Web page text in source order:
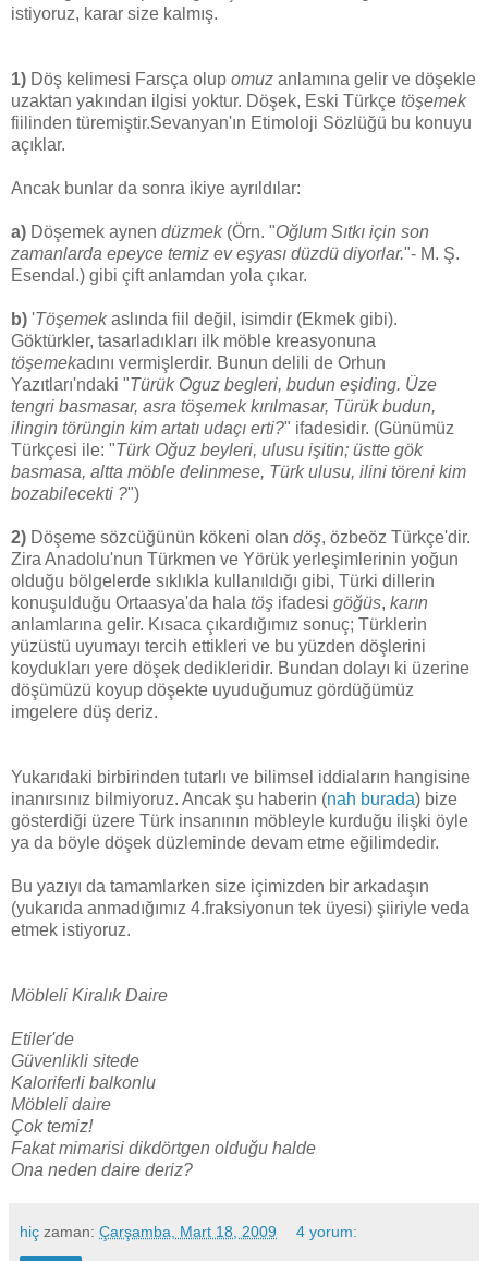
istiyoruz, karar size kalmış.
1) Döş kelimesi Farsça olup omuz anlamına gelir ve döşekle
uzaktan yakından ilgisi yoktur. Döşek, Eski Türkçe töşemek
fiilinden türemiştir.Sevanyan'ın Etimoloji Sözlüğü bu konuyu
açıklar.
Ancak bunlar da sonra ikiye ayrıldılar:
a) Döşemek aynen düzmek(Örn. "Oğlum Sıtkı için son
zamanlarda epeyce temiz ev eşyası düzdü diyorlar."- M. Ş.
Esendal.) gibi çift anlamdan yola çıkar.
b) 'Töşemekaslında fiil değil, isimdir (Ekmek gibi).
Göktürkler, tasarladıkları ilk möble kreasyonuna
töşemekadını vermişlerdir. Bunun delili de Orhun
Yazıtları'ndaki "Türük Oguz begleri, budun eşiding. Üze
tengri basmasar, asra töşemek kırılmasar, Türük budun,
ilingin törüngin kim artatı udaçı erti?" ifadesidir. (Günümüz
Türkçesi ile: "Türk Oğuz beyleri, ulusu işitin; üstte gök
basmasa, altta möble delinmese, Türk ulusu, ilini töreni kim
bozabilecekti ?")
2) Döşeme sözcüğünün kökeni olan döş, özbeöz Türkçe'dir.
Zira Anadolu'nun Türkmen ve Yörük yerleşimlerinin yoğun
olduğu bölgelerde sıklıkla kullanıldığı gibi, Türki dillerin
konuşulduğu Ortaasya'da hala töş ifadesi göğüs, karın
anlamlarına gelir. Kısaca çıkardığımız sonuç; Türklerin
yüzüstü uyumayı tercih ettikleri ve bu yüzden döşlerini
koydukları yere döşek dedikleridir. Bundan dolayı ki üzerine
döşümüzü koyup döşekte uyuduğumuz gördüğümüz
imgelere düş deriz.
Yukarıdaki birbirinden tutarlı ve bilimsel iddiaların hangisine
inanırsınız bilmiyoruz. Ancak şu haberin (nah burada) bize
gösterdiği üzere Türk insanının möbleyle kurduğu ilişki öyle
ya da böyle döşek düzleminde devam etme eğilimdedir.
Bu yazıyı da tamamlarken size içimizden bir arkadaşın
(yukarıda anmadığımız 4.fraksiyonun tek üyesi) şiiriyle veda
etmek istiyoruz.
Möbleli Kiralık Daire
Etiler'de
Güvenlikli sitede
Kaloriferli balkonlu
Möbleli daire
Çok temiz!
Fakat mimarisi dikdörtgen olduğu halde
Ona neden daire deriz?
hiç zaman: Çarşamba, Mart 18, 2009 4 yorum: